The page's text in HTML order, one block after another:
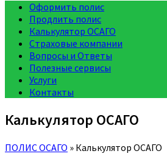
Оформить полис
Продлить полис
Калькулятор ОСАГО
Страховые компании
Вопросы и Ответы
Полезные сервисы
Услуги
Контакты
Калькулятор ОСАГО
ПОЛИС ОСАГО » Калькулятор ОСАГО